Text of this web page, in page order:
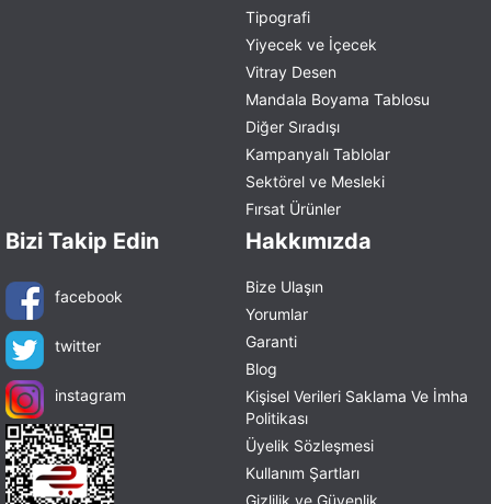
Tipografi
Yiyecek ve İçecek
Vitray Desen
Mandala Boyama Tablosu
Diğer Sıradışı
Kampanyalı Tablolar
Sektörel ve Mesleki
Fırsat Ürünler
Bizi Takip Edin
facebook
twitter
instagram
Hakkımızda
Bize Ulaşın
Yorumlar
Garanti
Blog
Kişisel Verileri Saklama Ve İmha
Politikası
Üyelik Sözleşmesi
Kullanım Şartları
Gizlilik ve Güvenlik